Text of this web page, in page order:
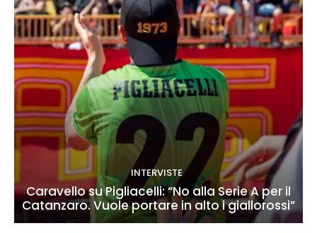
INTERVISTE
Caravello su Pigliacelli: “No alla Serie A per il
Catanzaro. Vuole portare in alto i giallorossi”